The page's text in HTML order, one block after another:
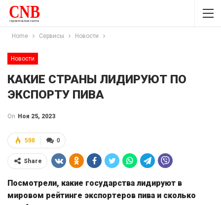
Home Сервисы Новости
Новости
КАКИЕ СТРАНЫ ЛИДИРУЮТ ПО
ЭКСПОРТУ ПИВА
On Ноя 25, 2023
0
598
Share
Посмотрели, какие государства лидируют в
мировом рейтинге экспортеров пива и сколько